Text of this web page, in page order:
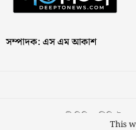
সম্পাদক: এস এম আকাশ
স্বত্ব © ২০২৩ কাজী মিডিয়া লিমিটেড
This